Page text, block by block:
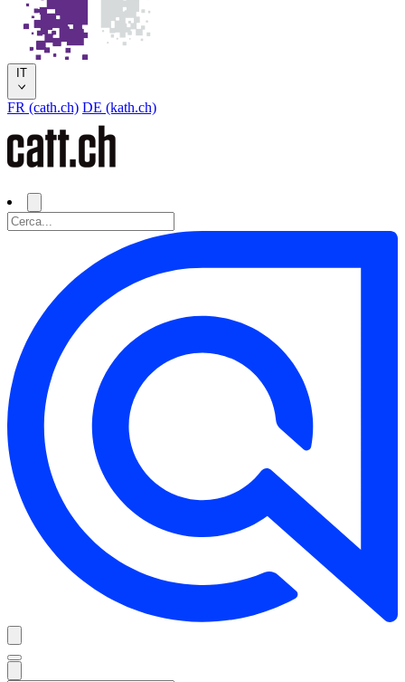
IT
FR (cath.ch) DE (kath.ch)